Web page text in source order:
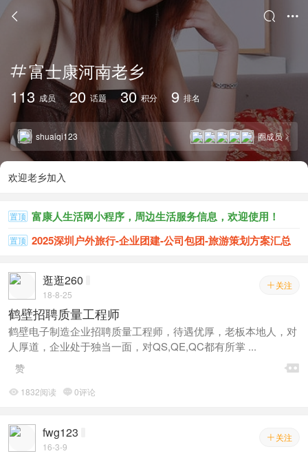
 

富士康河南老乡
113 成员 20 话题 30 积分 9 排名
shuaiqi123 圈成员
欢迎老乡加入
置顶 富康人生活网小程序，周边生活服务信息，欢迎使用！
置顶 2025深圳户外旅行-企业团建-公司包团-旅游策划方案汇总
 关注
逛逛260
18-8-25
鹤壁招聘质量工程师
鹤壁电子制造企业招聘质量工程师，待遇优厚，老板本地人，对
人厚道，企业处于独当一面，对QS,QE,QC都有所掌 ...

赞
 1832阅读 0评论
 关注
fwg123
16-3-9